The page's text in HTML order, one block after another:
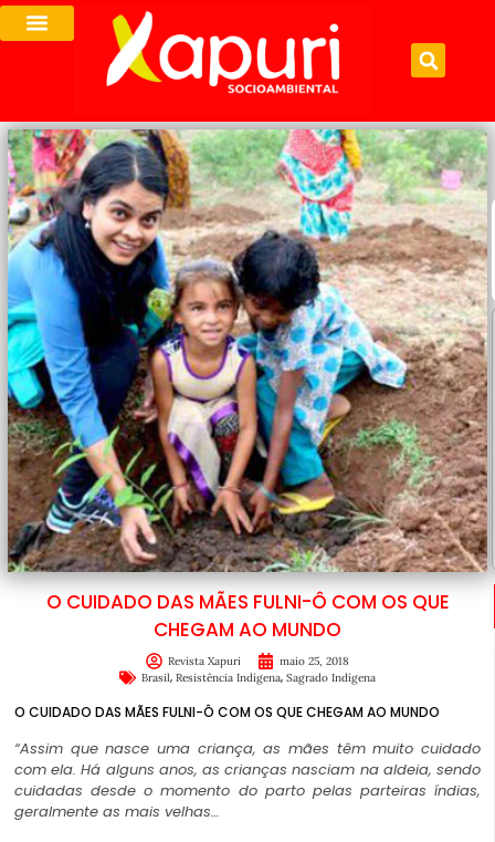
O CUIDADO DAS MÃES FULNI-Ô COM OS QUE
CHEGAM AO MUNDO
Revista Xapuri
maio 25, 2018
Brasil, Resistência Indígena, Sagrado Indígena
O CUIDADO DAS MÃES FULNI-Ô COM OS QUE CHEGAM AO MUNDO
“Assim que nasce uma criança, as mães têm muito cuidado
com ela. Há alguns anos, as crianças nasciam na aldeia, sendo
cuidadas desde o momento do parto pelas parteiras índias,
geralmente as mais velhas…